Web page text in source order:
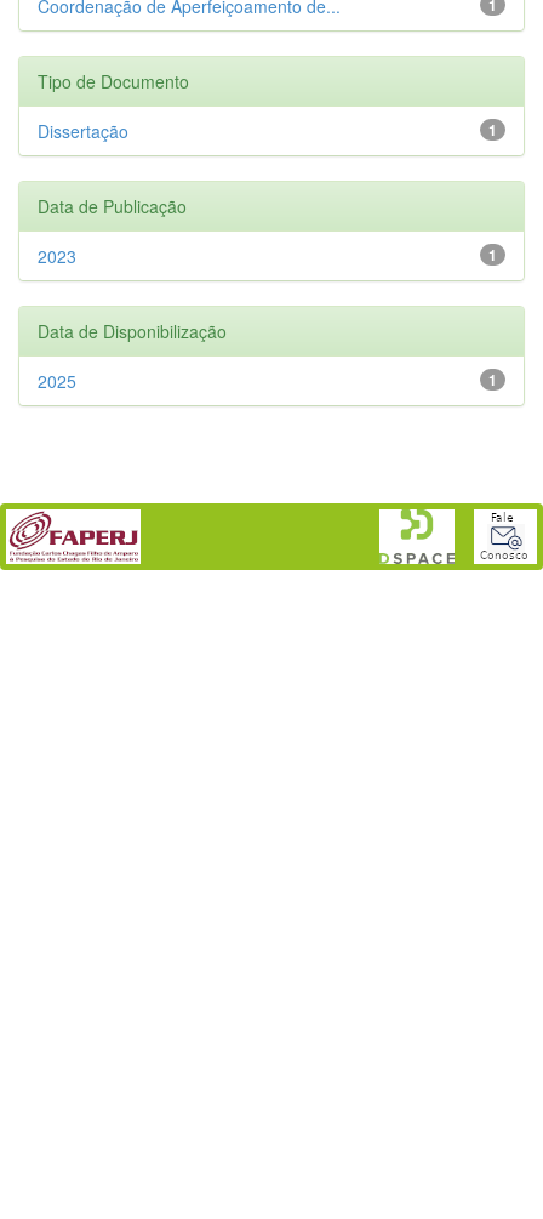
1
Coordenação de Aperfeiçoamento de...
Tipo de Documento
1
Dissertação
Data de Publicação
1
2023
Data de Disponibilização
1
2025